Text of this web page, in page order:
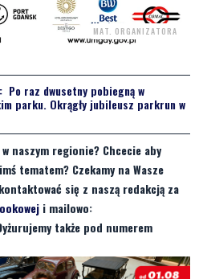
MAT. ORGANIZATORA
Po raz dwusetny pobiegną w
parku. Okrągły jubileusz parkrun w
naszym regionie? Chcecie aby
tematem? Czekamy na Wasze
się z naszą redakcją za
i mailowo:
także pod numerem